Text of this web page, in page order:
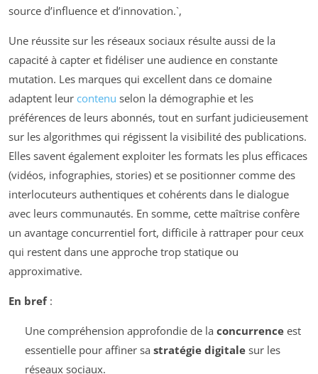
source d’influence et d’innovation.`,
Une réussite sur les réseaux sociaux résulte aussi de la
capacité à capter et fidéliser une audience en constante
mutation. Les marques qui excellent dans ce domaine
adaptent leur contenu selon la démographie et les
préférences de leurs abonnés, tout en surfant judicieusement
sur les algorithmes qui régissent la visibilité des publications.
Elles savent également exploiter les formats les plus efficaces
(vidéos, infographies, stories) et se positionner comme des
interlocuteurs authentiques et cohérents dans le dialogue
avec leurs communautés. En somme, cette maîtrise confère
un avantage concurrentiel fort, difficile à rattraper pour ceux
qui restent dans une approche trop statique ou
approximative.
En bref:
Une compréhension approfondie de la concurrenceest
essentielle pour affiner sa stratégie digitalesur les
réseaux sociaux.